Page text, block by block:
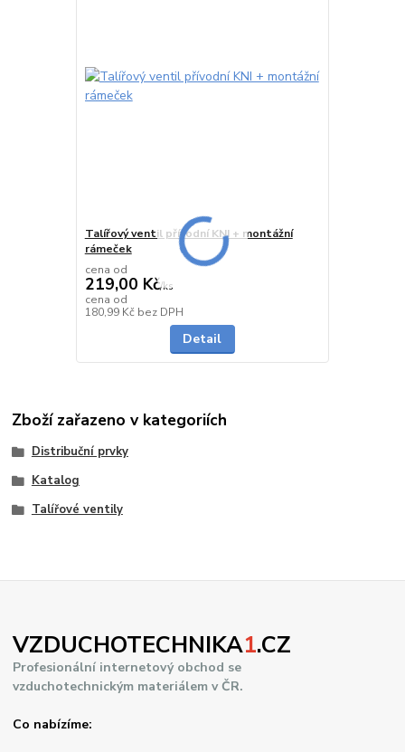
Talířový ventil přívodní KNI + montážní
rámeček
cena od
219,00 Kč/ks
cena od
180,99 Kč bez DPH
Detail
Zboží zařazeno v kategoriích
Distribuční prvky
Katalog
Talířové ventily
VZDUCHOTECHNIKA1.CZ
Profesionální internetový obchod se
vzduchotechnickým materiálem v ČR.
Co nabízíme: